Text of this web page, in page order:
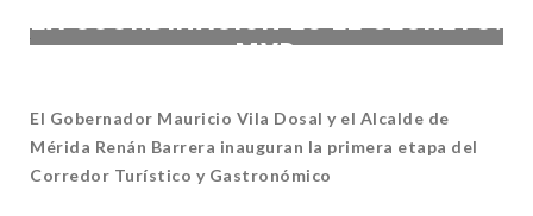
LA COORDINACIÓN ES EL SECRETO:
MVD
El Gobernador Mauricio Vila Dosal y el Alcalde de
Mérida Renán Barrera inauguran la primera etapa del
Corredor Turístico y Gastronómico